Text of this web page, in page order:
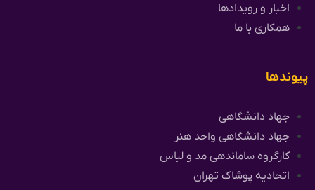
اخبار و رویدادها
همکاری با ما
پیوندها
جهاد دانشگاهی
جهاد دانشگاهی واحد هنر
کارگروه ساماندهی مد و لباس
اتحادیه پوشاک تهران